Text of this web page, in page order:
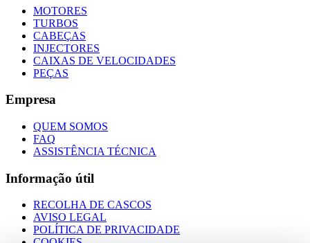
MOTORES
TURBOS
CABEÇAS
INJECTORES
CAIXAS DE VELOCIDADES
PEÇAS
Empresa
QUEM SOMOS
FAQ
ASSISTÊNCIA TÉCNICA
Informação útil
RECOLHA DE CASCOS
AVISO LEGAL
POLÍTICA DE PRIVACIDADE